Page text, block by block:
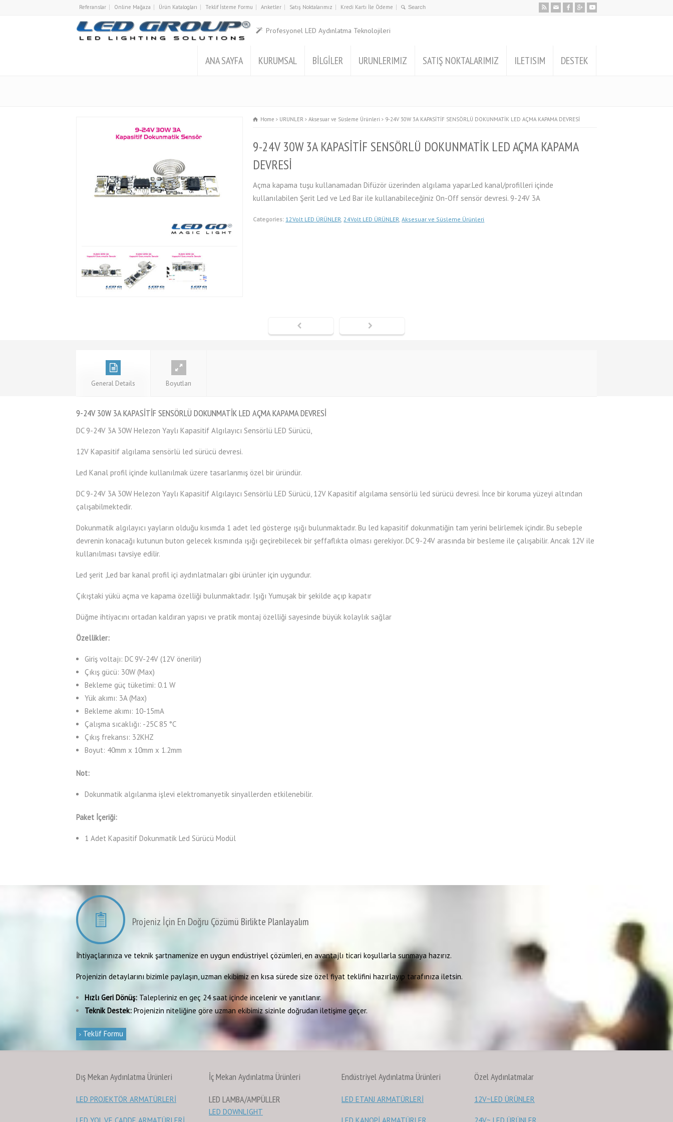
Referanslar Online Mağaza Ürün Katalogları Teklif İsteme Formu Anketler Satış Noktalarımız Kredi Kartı İle Ödeme
Profesyonel LED Aydınlatma Teknolojileri
ANA SAYFA KURUMSAL BİLGİLER URUNLERIMIZ SATIŞ NOKTALARIMIZ ILETISIM DESTEK
Home URUNLER Aksesuar ve Süsleme Ürünleri 9-24V 30W 3A KAPASİTİF SENSÖRLÜ DOKUNMATİK LED AÇMA KAPAMA DEVRESİ
9-24V 30W 3A KAPASİTİF SENSÖRLÜ DOKUNMATİK LED AÇMA KAPAMA
DEVRESİ
Açma kapama tuşu kullanamadan Difüzör üzerinden algılama yapar.Led kanal/profilleri içinde
kullanılabilen Şerit Led ve Led Bar ile kullanabileceğiniz On-Off sensör devresi. 9-24V 3A
Categories: 12Volt LED ÜRÜNLER,24Volt LED ÜRÜNLER,Aksesuar ve Süsleme Ürünleri
General Details Boyutları
9-24V 30W 3A KAPASİTİF SENSÖRLÜ DOKUNMATİK LED AÇMA KAPAMA DEVRESİ
DC 9-24V 3A 30W Helezon Yaylı Kapasitif Algılayıcı Sensörlü LED Sürücü,
12V Kapasitif algılama sensörlü led sürücü devresi.
Led Kanal profil içinde kullanılmak üzere tasarlanmış özel bir üründür.
DC 9-24V 3A 30W Helezon Yaylı Kapasitif Algılayıcı Sensörlü LED Sürücü, 12V Kapasitif algılama sensörlü led sürücü devresi. İnce bir koruma yüzeyi altından
çalışabilmektedir.
Dokunmatik algılayıcı yayların olduğu kısımda 1 adet led gösterge ışığı bulunmaktadır. Bu led kapasitif dokunmatiğin tam yerini belirlemek içindir. Bu sebeple
devrenin konacağı kutunun buton gelecek kısmında ışığı geçirebilecek bir şeffaflıkta olması gerekiyor. DC 9-24V arasında bir besleme ile çalışabilir. Ancak 12V ile
kullanılması tavsiye edilir.
Led şerit ,Led bar kanal profil içi aydınlatmaları gibi ürünler için uygundur.
Çıkıştaki yükü açma ve kapama özelliği bulunmaktadır. Işığı Yumuşak bir şekilde açıp kapatır
Düğme ihtiyacını ortadan kaldıran yapısı ve pratik montaj özelliği sayesinde büyük kolaylık sağlar
Özellikler:
Giriş voltajı: DC 9V-24V (12V önerilir)
Çıkış gücü: 30W (Max)
Bekleme güç tüketimi: 0.1 W
Yük akımı: 3A (Max)
Bekleme akımı: 10-15mA
Çalışma sıcaklığı: -25C 85 °C
Çıkış frekansı: 32KHZ
Boyut: 40mm x 10mm x 1.2mm
Not:
Dokunmatik algılanma işlevi elektromanyetik sinyallerden etkilenebilir.
Paket İçeriği:
1 Adet Kapasitif Dokunmatik Led Sürücü Modül
Projeniz İçin En Doğru Çözümü Birlikte Planlayalım
İhtiyaçlarınıza ve teknik şartnamenize en uygun endüstriyel çözümleri, en avantajlı ticari koşullarla sunmaya hazırız.
Projenizin detaylarını bizimle paylaşın, uzman ekibimiz en kısa sürede size özel fiyat teklifini hazırlayıp tarafınıza iletsin.
Hızlı Geri Dönüş: Talepleriniz en geç 24 saat içinde incelenir ve yanıtlanır.
Teknik Destek: Projenizin niteliğine göre uzman ekibimiz sizinle doğrudan iletişime geçer.
Teklif Formu
Dış Mekan Aydınlatma Ürünleri
LED PROJEKTÖR ARMATÜRLERİ
İç Mekan Aydınlatma Ürünleri
LED LAMBA/AMPÜLLER
LED DOWNLIGHT
Endüstriyel Aydınlatma Ürünleri
LED ETANJ ARMATÜRLERİ
Özel Aydınlatmalar
12V~LED ÜRÜNLER